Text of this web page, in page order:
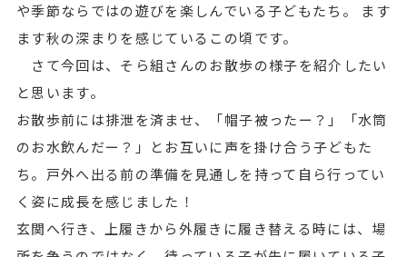
や季節ならではの遊びを楽しんでいる子どもたち。 ます
ます秋の深まりを感じているこの頃です。
さて今回は、そら組さんのお散歩の様子を紹介したい
と思います。
お散歩前には排泄を済ませ、「帽子被ったー？」「水筒
のお水飲んだー？」とお互いに声を掛け合う子どもた
ち。戸外へ出る前の準備を見通しを持って自ら行ってい
く姿に成長を感じました！
玄関へ行き、上履きから外履きに履き替える時には、場